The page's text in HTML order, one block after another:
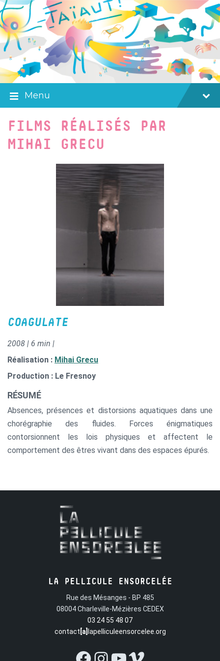
Skip
to
content
Skip
to
main
navigation
Skip
to
footer
Menu
FILMS RÉALISÉS PAR
MIHAI GRECU
COAGULATE
2008 | 6 min |
Réalisation : Mihai Grecu
Production : Le Fresnoy
RÉSUMÉ
Absences, présences et distorsions aquatiques dans une
chorégraphie des fluides. Forces énigmatiques
contorsionnent les lois physiques et affectent le
comportement des êtres vivant dans des espaces épurés.
LA PELLICULE ENSORCELÉE
Rue des Mésanges - BP 485
08004 Charleville-Mézières CEDEX
03 24 55 48 07
contact [a] lapelliculeensorcelee.org